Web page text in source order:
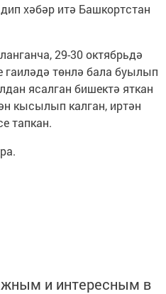
хәбәр итә Башкортстан
29-30 октябрьдә
төнлә бала буылып
ясалган бишектә яткан
кысылып калган, иртән
тапкан.
и интересным в